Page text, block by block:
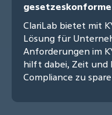
gesetzeskonforme
ClariLab bietet mit
Lösung für
Anforderungen im
hilft dabei, Zeit und
Compliance zu